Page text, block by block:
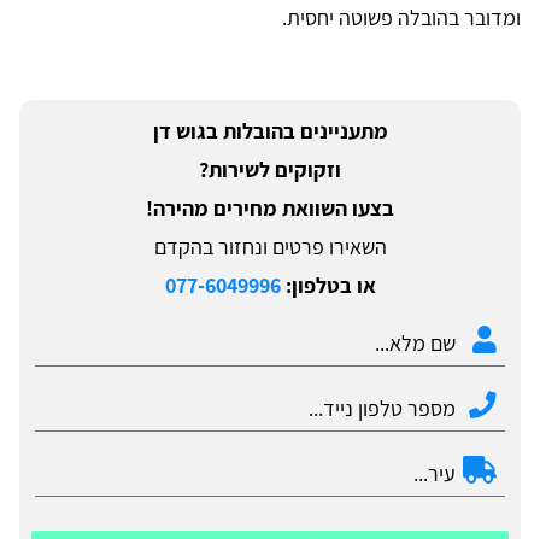
ומדובר בהובלה פשוטה יחסית.
מתעניינים בהובלות בגוש דן
וזקוקים לשירות?
בצעו השוואת מחירים מהירה!
השאירו פרטים ונחזור בהקדם
או בטלפון:077-6049996